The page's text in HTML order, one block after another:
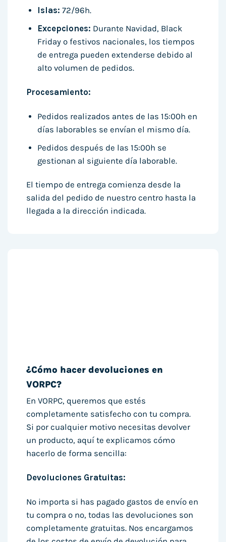
Islas: 72/96h.
Excepciones: Durante Navidad, Black
Friday o festivos nacionales, los tiempos
de entrega pueden extenderse debido al
alto volumen de pedidos.
Procesamiento:
Pedidos realizados antes de las 15:00h en
días laborables se envían el mismo día.
Pedidos después de las 15:00h se
gestionan al siguiente día laborable.
El tiempo de entrega comienza desde la
salida del pedido de nuestro centro hasta la
llegada a la dirección indicada.
¿Cómo hacer devoluciones en
VORPC?
En VORPC, queremos que estés
completamente satisfecho con tu compra.
Si por cualquier motivo necesitas devolver
un producto, aquí te explicamos cómo
hacerlo de forma sencilla:
Devoluciones Gratuitas:
No importa si has pagado gastos de envío en
tu compra o no, todas las devoluciones son
completamente gratuitas. Nos encargamos